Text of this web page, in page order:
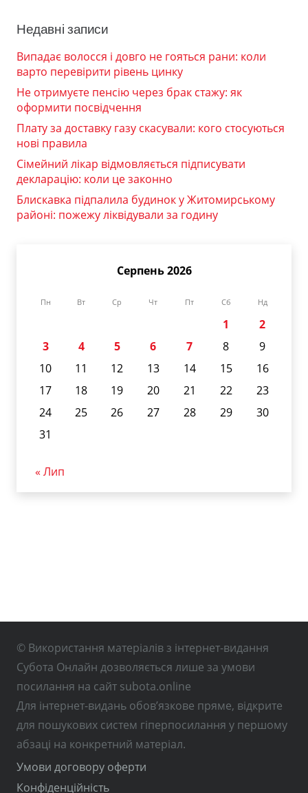
Недавні записи
Випадає волосся і довго не гояться рани: коли
варто перевірити рівень цинку
Не отримуєте пенсію через брак стажу: як
оформити посвідчення
Плату за доставку газу скасували: кого стосуються
нові правила
Сімейний лікар відмовляється підписувати
декларацію: коли це законно
Блискавка підпалила будинок у Житомирському
районі: пожежу ліквідували за годину
Серпень 2026
Пн Вт Ср Чт Пт Сб Нд
1
2
3
4 5 6 7 8
9
10
11 12 13 14 15
16
17
18 19 20 21 22
23
24
25 26 27 28 29
30
31
« Лип
© Використання матеріалів з інтернет-видання
Субота Онлайн дозволяється лише за умови
посилання на сайт subota.online
Для інтернет-видань обов’язкове пряме, відкрите
для пошукових систем гіперпосилання у першому
абзаці на конкретний матеріал.
Умови договору оферти
Конфіденційність